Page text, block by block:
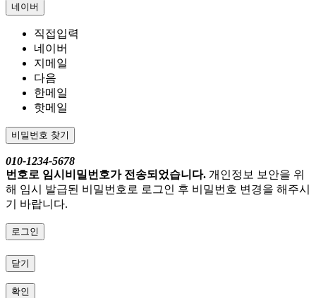
네이버
직접입력
네이버
지메일
다음
한메일
핫메일
비밀번호 찾기
010-1234-5678
번호로 임시비밀번호가 전송되었습니다. 개인정보 보안을 위
해 임시 발급된 비밀번호로 로그인 후 비밀번호 변경을 해주시
기 바랍니다.
로그인
닫기
확인